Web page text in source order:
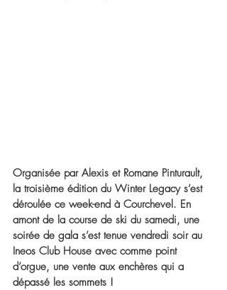
Organisée par Alexis et Romane Pinturault,
la troisième édition du Winter Legacy s’est
déroulée ce week-end à Courchevel. En
amont de la course de ski du samedi, une
soirée de gala s’est tenue vendredi soir au
Ineos Club House avec comme point
d’orgue, une vente aux enchères qui a
dépassé les sommets !